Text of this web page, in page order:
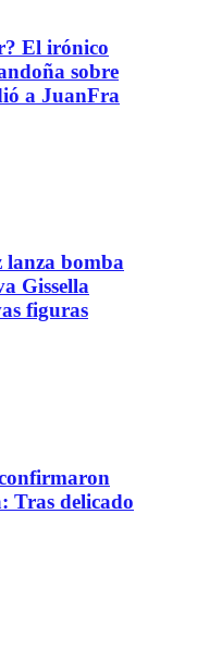
El irónico
sobre
a JuanFra
bomba
Gissella
figuras
Tras delicado